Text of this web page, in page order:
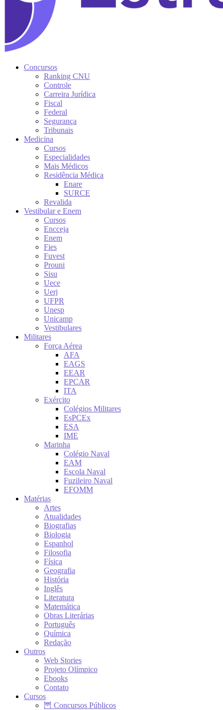
Concursos
Ranking CNU
Controle
Carreira Jurídica
Fiscal
Federal
Segurança
Tribunais
Medicina
Cursos
Especialidades
Mais Médicos
Residência Médica
Enare
SURCE
Revalida
Vestibular e Enem
Cursos
Encceja
Enem
Fies
Fuvest
Prouni
Sisu
Uece
Uerj
UFPR
Unesp
Unicamp
Vestibulares
Militares
Força Aérea
AFA
EAGS
EEAR
EPCAR
ITA
Exército
Colégios Militares
EsPCEx
ESA
IME
Marinha
Colégio Naval
EAM
Escola Naval
Fuzileiro Naval
EFOMM
Matérias
Artes
Atualidades
Biografias
Biologia
Espanhol
Filosofia
Física
Geografia
História
Inglês
Literatura
Matemática
Obras Literárias
Português
Química
Redação
Outros
Web Stories
Projeto Olímpico
Ebooks
Contato
Cursos
🦉 Concursos Públicos